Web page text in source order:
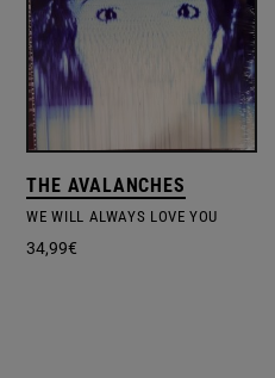
THE AVALANCHES
WE WILL ALWAYS LOVE YOU
34,99€